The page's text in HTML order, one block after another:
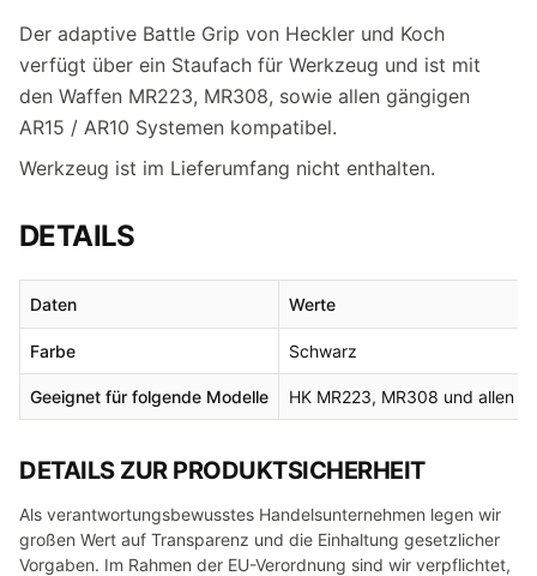
Der adaptive Battle Grip von Heckler und Koch
verfügt über ein Staufach für Werkzeug und ist mit
den Waffen MR223, MR308, sowie allen gängigen
AR15 / AR10 Systemen kompatibel.
Werkzeug ist im Lieferumfang nicht enthalten.
DETAILS
Daten Werte
Farbe Schwarz
Geeignet für folgende Modelle HK MR223, MR308 und allen
DETAILS ZUR PRODUKTSICHERHEIT
Als verantwortungsbewusstes Handelsunternehmen legen wir
großen Wert auf Transparenz und die Einhaltung gesetzlicher
Vorgaben. Im Rahmen der EU-Verordnung sind wir verpflichtet,